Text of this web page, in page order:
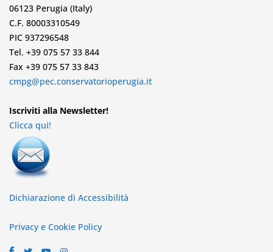
06123 Perugia (Italy)
C.F. 80003310549
PIC 937296548
Tel. +39 075 57 33 844
Fax +39 075 57 33 843
cmpg@pec.conservatorioperugia.it
Iscriviti alla Newsletter!
Clicca qui!
Dichiarazione di Accessibilità
Privacy e Cookie Policy